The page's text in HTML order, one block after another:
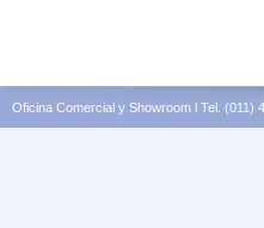
Oficina Comercial y Showroom l Tel. (011)